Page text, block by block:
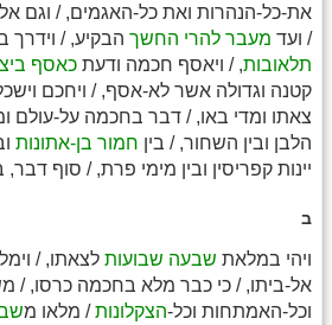
את-כל-הנהרות ואת כל-האגמים, / וגם
/ ועד מעבר להרי החשך הבקיע, / וידרך
תלאובות, / ויאסף חכמה ודעת כאסף
קטנה וגדולה אשר לא-אסף, / ויחכם
צאתו ומדי באו, / דבר בחכמה על-עולם
הלבן ובין השחור, / בין חמור בן-אתונות
יינות קפריסין ובין מימי פרת, / סוף דבר,
ב
ויהי במלאת שבעה שבועות לצאתו, /
אל-ביתו, / כי כבר מלא בחכמה כרסו, /
וכל-האמתחות וכל-הצקלונות/ מלאו מ